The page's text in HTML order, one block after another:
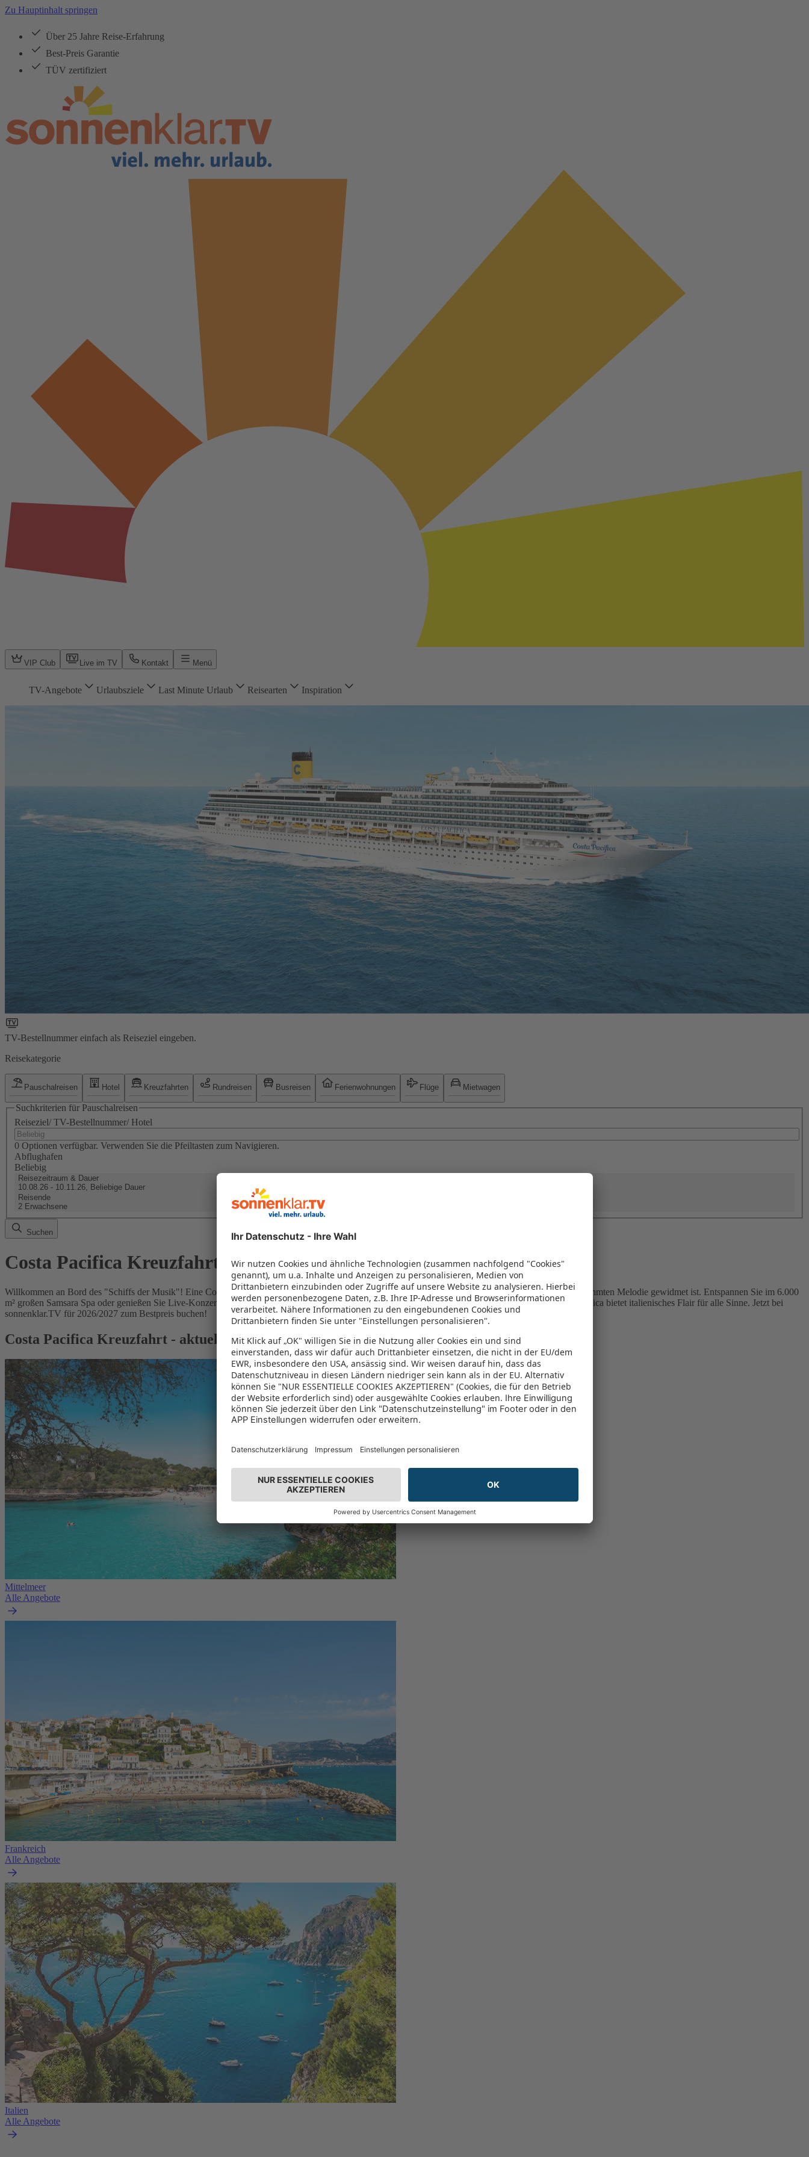
Zu Hauptinhalt springen
Über 25 Jahre Reise-Erfahrung
Best-Preis Garantie
TÜV zertifiziert
VIP Club Live im TV Kontakt Menü
TV-Angebote Urlaubsziele Last Minute Urlaub Reisearten Inspiration
TV-Bestellnummer einfach als Reiseziel eingeben.
Reisekategorie
Pauschalreisen Hotel Kreuzfahrten Rundreisen Busreisen Ferienwohnungen Flüge Mietwagen
Suchkriterien für Pauschalreisen
Reiseziel/ TV-Bestellnummer/ Hotel
0 Optionen verfügbar. Verwenden Sie die Pfeiltasten zum Navigieren.
Abflughafen
Beliebig
Reisezeitraum & Dauer
10.08.26 - 10.11.26, Beliebige Dauer
Reisende
2 Erwachsene
Suchen
Costa Pacifica Kreuzfahrt 2026/2027
Willkommen an Bord des "Schiffs der Musik"! Eine Costa Pacifica Kreuzfahrt begeistert durch ihr einzigartiges Konzept, bei dem jeder Bereich einer berühmten Melodie gewidmet ist. Entspannen Sie im 6.000
m² großen Samsara Spa oder genießen Sie Live-Konzerte im prachtvollen Theater. Ob sonniges Mittelmeer, die Kanaren oder die Karibik – die Costa Pacifica bietet italienisches Flair für alle Sinne. Jetzt bei
sonnenklar.TV für 2026/2027 zum Bestpreis buchen!
Costa Pacifica Kreuzfahrt - aktuelle Route & Termine
Mittelmeer
Alle Angebote
Frankreich
Alle Angebote
Italien
Alle Angebote